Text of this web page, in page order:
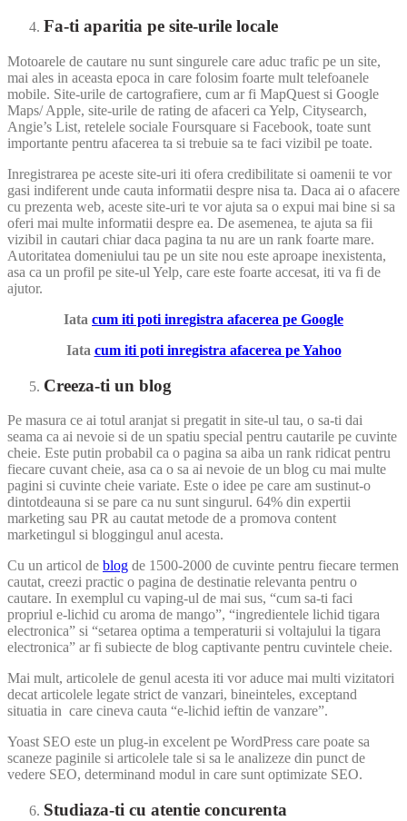
Fa-ti aparitia pe site-urile locale
Motoarele de cautare nu sunt singurele care aduc trafic pe un site,
mai ales in aceasta epoca in care folosim foarte mult telefoanele
mobile. Site-urile de cartografiere, cum ar fi MapQuest si Google
Maps/ Apple, site-urile de rating de afaceri ca Yelp, Citysearch,
Angie’s List, retelele sociale Foursquare si Facebook, toate sunt
importante pentru afacerea ta si trebuie sa te faci vizibil pe toate.
Inregistrarea pe aceste site-uri iti ofera credibilitate si oamenii te vor
gasi indiferent unde cauta informatii despre nisa ta. Daca ai o afacere
cu prezenta web, aceste site-uri te vor ajuta sa o expui mai bine si sa
oferi mai multe informatii despre ea. De asemenea, te ajuta sa fii
vizibil in cautari chiar daca pagina ta nu are un rank foarte mare.
Autoritatea domeniului tau pe un site nou este aproape inexistenta,
asa ca un profil pe site-ul Yelp, care este foarte accesat, iti va fi de
ajutor.
Iata cum iti poti inregistra afacerea pe Google
Iata cum iti poti inregistra afacerea pe Yahoo
Creeza-ti un blog
Pe masura ce ai totul aranjat si pregatit in site-ul tau, o sa-ti dai
seama ca ai nevoie si de un spatiu special pentru cautarile pe cuvinte
cheie. Este putin probabil ca o pagina sa aiba un rank ridicat pentru
fiecare cuvant cheie, asa ca o sa ai nevoie de un blog cu mai multe
pagini si cuvinte cheie variate. Este o idee pe care am sustinut-o
dintotdeauna si se pare ca nu sunt singurul. 64% din expertii
marketing sau PR au cautat metode de a promova content
marketingul si bloggingul anul acesta.
Cu un articol de blog de 1500-2000 de cuvinte pentru fiecare termen
cautat, creezi practic o pagina de destinatie relevanta pentru o
cautare. In exemplul cu vaping-ul de mai sus, “cum sa-ti faci
propriul e-lichid cu aroma de mango”, “ingredientele lichid tigara
electronica” si “setarea optima a temperaturii si voltajului la tigara
electronica” ar fi subiecte de blog captivante pentru cuvintele cheie.
Mai mult, articolele de genul acesta iti vor aduce mai multi vizitatori
decat articolele legate strict de vanzari, bineinteles, exceptand
situatia in care cineva cauta “e-lichid ieftin de vanzare”.
Yoast SEO este un plug-in excelent pe WordPress care poate sa
scaneze paginile si articolele tale si sa le analizeze din punct de
vedere SEO, determinand modul in care sunt optimizate SEO.
Studiaza-ti cu atentie concurenta